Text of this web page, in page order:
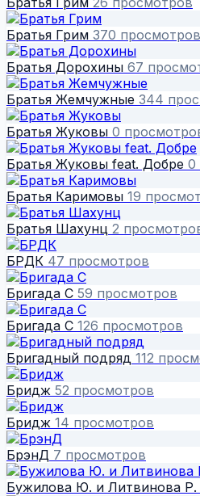
Братья Грим 370 просмотров
Братья Дорохины 67
Братья Жемчужные 344
Братья Жуковы 0
Братья Жуковы feat. Добре 0
Братья Каримовы 19
Братья Шахунц 2
БРДК 47 просмотров
Бригада С 59 просмотров
Бригада С 126 просмотров
Бригадный подряд 112
Бридж 52 просмотров
Бридж 14 просмотров
БрэнД 7 просмотров
Бужилова Ю. и Литвинова Р.